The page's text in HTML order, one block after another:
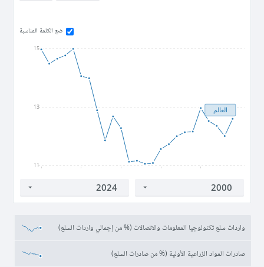
ضع الكلمة المناسبة
11
13
15
العالم
واردات سلع تكنولوجيا المعلومات والاتصالات (% من إجمالي واردات السلع)
صادرات المواد الزراعية الأولية (% من صادرات السلع)